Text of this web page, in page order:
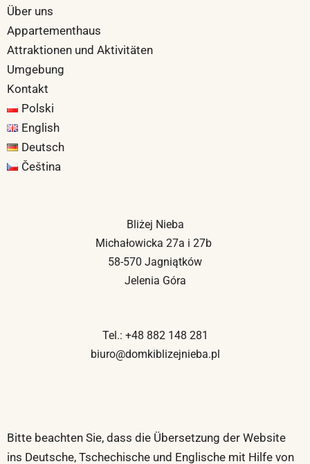
Über uns
Appartementhaus
Attraktionen und Aktivitäten
Umgebung
Kontakt
Polski
English
Deutsch
Čeština
Bliżej Nieba
Michałowicka 27a i 27b
58-570 Jagniątków
Jelenia Góra
Tel.: +48 882 148 281
biuro@domkiblizejnieba.pl
Bitte beachten Sie, dass die Übersetzung der Website
ins Deutsche, Tschechische und Englische mit Hilfe von